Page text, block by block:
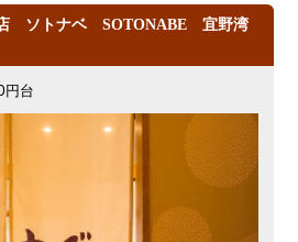
店 ソトナベ SOTONABE 宜野湾
円台